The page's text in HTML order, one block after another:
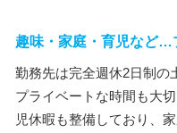
趣味・家庭・育児など…
勤務先は完全週休2日制の
プライベートな時間も大
児休暇も整備しており、